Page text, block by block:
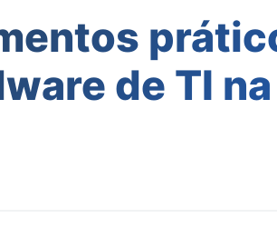
de TI